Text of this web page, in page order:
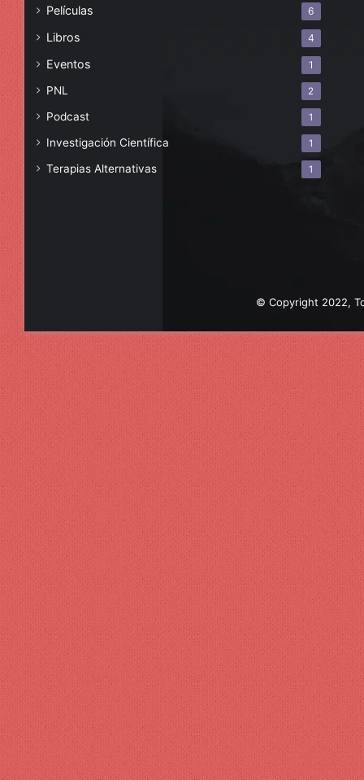
Películas 6
Libros 4
Eventos 1
PNL 2
Podcast 1
Investigación Científica 1
Terapias Alternativas 1
© Copyright 2022,